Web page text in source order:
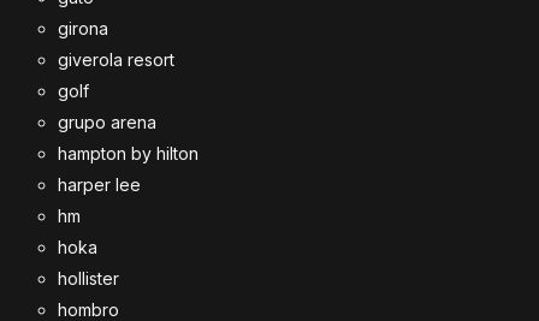
girona
giverola resort
golf
grupo arena
hampton by hilton
harper lee
hm
hoka
hollister
hombro